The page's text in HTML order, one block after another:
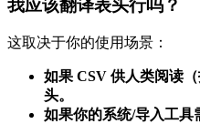
我应该翻译表头行吗？
这取决于你的使用场景：
如果 CSV 供人类阅读
头。
如果你的系统/导入工具